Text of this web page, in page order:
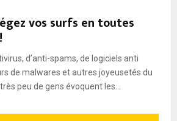
vos surfs en toutes
d’anti-spams, de logiciels anti
de malwares et autres joyeusetés du
peu de gens évoquent les...